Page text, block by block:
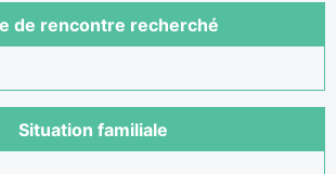
de rencontre recherché
Situation familiale